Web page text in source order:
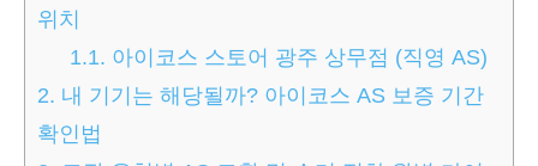
위치
1.1. 아이코스 스토어 광주 상무점 (직영 AS)
2. 내 기기는 해당될까? 아이코스 AS 보증 기간
확인법